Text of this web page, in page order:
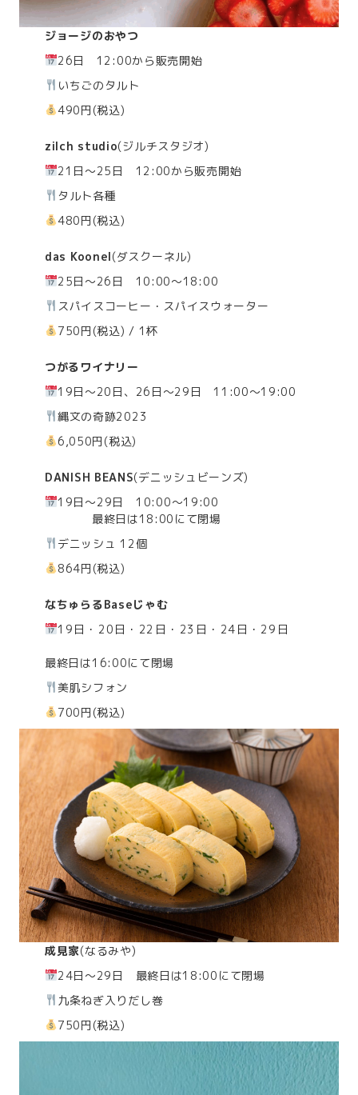
ジョージのおやつ
26日 12:00から販売開始
いちごのタルト
490円(税込)
zilch studio(ジルチスタジオ)
21日～25日 12:00から販売開始
タルト各種
480円(税込)
das Koonel(ダスクーネル)
25日～26日 10:00～18:00
スパイスコーヒー・スパイスウォーター
750円(税込) / 1杯
つがるワイナリー
19日～20日、26日～29日 11:00～19:00
縄文の奇跡2023
6,050円(税込)
DANISH BEANS(デニッシュビーンズ)
19日～29日 10:00～19:00
最終日は18:00にて閉場
デニッシュ 12個
864円(税込)
なちゅらるBaseじゃむ
19日・20日・22日・23日・24日・29日
最終日は16:00にて閉場
美肌シフォン
700円(税込)
成見家(なるみや)
24日～29日 最終日は18:00にて閉場
九条ねぎ入りだし巻
750円(税込)